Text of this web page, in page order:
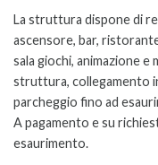
La struttura dispone di
ascensore, bar,
sala giochi, animazione e
struttura, collegamento
parcheggio fino ad
A pagamento e su
esaurimento.